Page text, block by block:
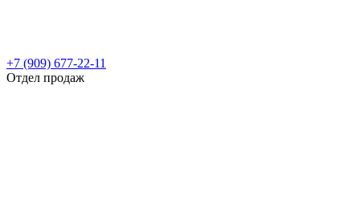
+7 (909) 677-22-11
Отдел продаж